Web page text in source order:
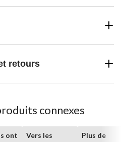
retours
connexes
ont
Vers les
Plus de